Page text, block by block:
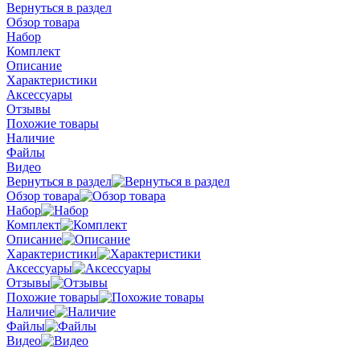
Вернуться в раздел
Обзор товара
Набор
Комплект
Описание
Характеристики
Аксессуары
Отзывы
Похожие товары
Наличие
Файлы
Видео
Вернуться в раздел
Обзор товара
Набор
Комплект
Описание
Характеристики
Аксессуары
Отзывы
Похожие товары
Наличие
Файлы
Видео